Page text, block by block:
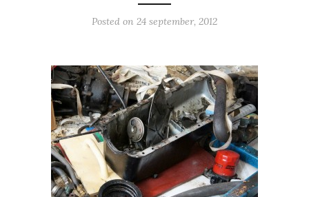
Posted on 24 september, 2012